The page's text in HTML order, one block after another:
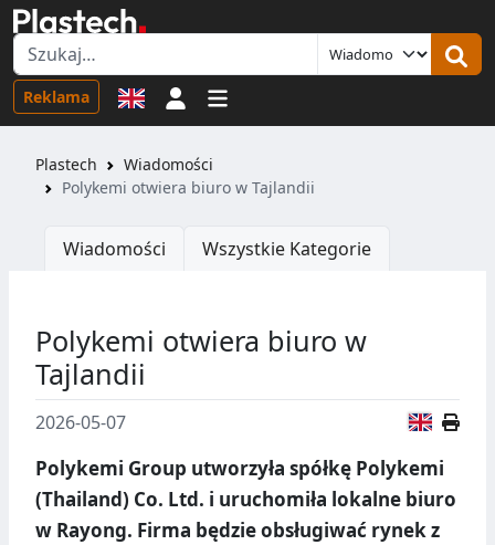
Reklama Logowanie
Plastech
Wiadomości
Polykemi otwiera biuro w Tajlandii
Wiadomości Wszystkie Kategorie
Polykemi otwiera biuro w
Tajlandii
2026-05-07
Polykemi Group utworzyła spółkę Polykemi
(Thailand) Co. Ltd. i uruchomiła lokalne biuro
w Rayong. Firma będzie obsługiwać rynek z